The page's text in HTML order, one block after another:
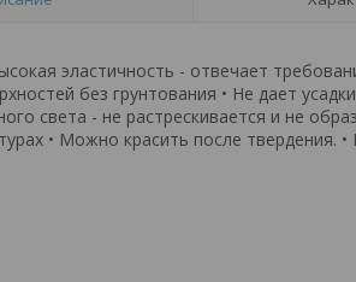
эластичность - отвечает
без грунтования • Не дает
света - не растрескивается и не
• Можно красить после твердения.